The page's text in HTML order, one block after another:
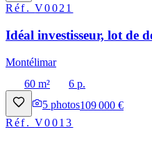
Réf.V0021
Idéal investisseur, lot de
Montélimar
60 m²
6 p.
5 photos109 000 €
Réf.V0013